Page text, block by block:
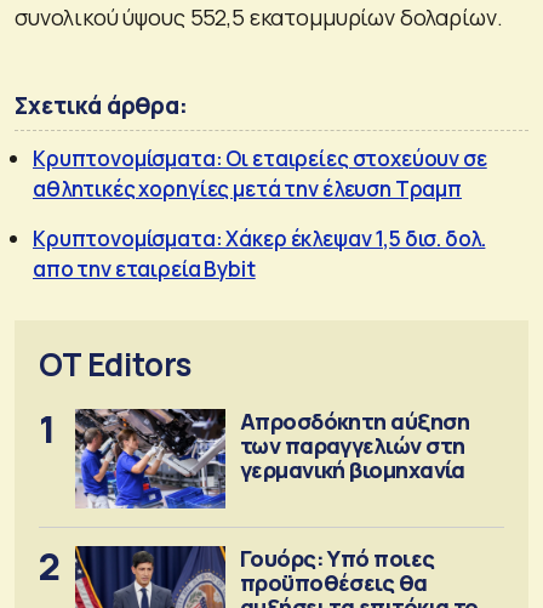
συνολικού ύψους 552,5 εκατομμυρίων δολαρίων.
Σχετικά άρθρα:
Κρυπτονομίσματα: Οι εταιρείες στοχεύουν σε
αθλητικές χορηγίες μετά την έλευση Τραμπ
Κρυπτονομίσματα: Χάκερ έκλεψαν 1,5 δισ. δολ.
απο την εταιρεία Bybit
OT Editors
1
Απροσδόκητη αύξηση
των παραγγελιών στη
γερμανική βιομηχανία
2
Γουόρς: Υπό ποιες
προϋποθέσεις θα